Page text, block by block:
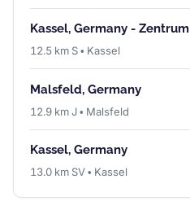
Kassel, Germany - Zentrum
12.5 km S • Kassel
Malsfeld, Germany
12.9 km J • Malsfeld
Kassel, Germany
13.0 km SV • Kassel